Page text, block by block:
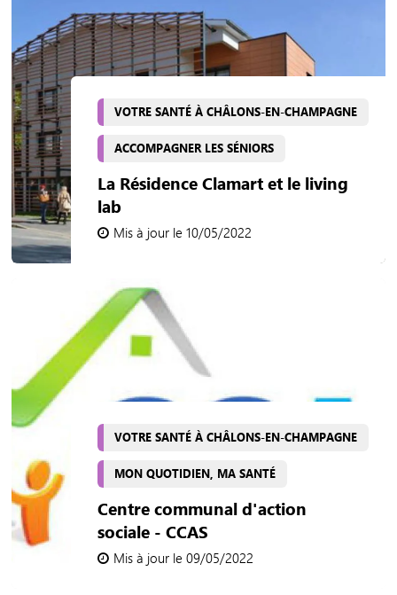
VOTRE SANTÉ À CHÂLONS-EN-CHAMPAGNE
ACCOMPAGNER LES SÉNIORS
La Résidence Clamart et le living
lab
Mis à jour le 10/05/2022
VOTRE SANTÉ À CHÂLONS-EN-CHAMPAGNE
MON QUOTIDIEN, MA SANTÉ
Centre communal d'action
sociale - CCAS
Mis à jour le 09/05/2022